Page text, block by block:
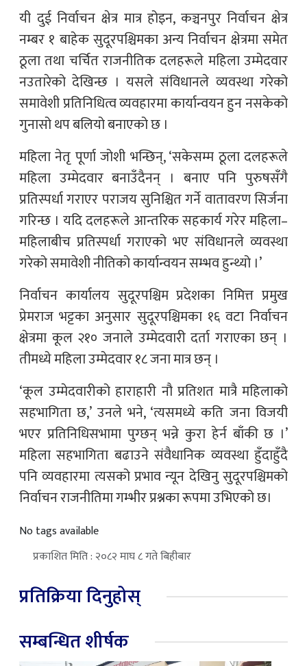
यी दुई निर्वाचन क्षेत्र मात्र होइन, कञ्चनपुर निर्वाचन क्षेत्र
नम्बर १ बाहेक सुदूरपश्चिमका अन्य निर्वाचन क्षेत्रमा समेत
ठूला तथा चर्चित राजनीतिक दलहरूले महिला उम्मेदवार
नउतारेको देखिन्छ । यसले संविधानले व्यवस्था गरेको
समावेशी प्रतिनिधित्व व्यवहारमा कार्यान्वयन हुन नसकेको
गुनासो थप बलियो बनाएको छ ।
महिला नेतृ पूर्णा जोशी भन्छिन्, ‘सकेसम्म ठूला दलहरूले
महिला उम्मेदवार बनाउँदैनन् । बनाए पनि पुरुषसँगै
प्रतिस्पर्धा गराएर पराजय सुनिश्चित गर्ने वातावरण सिर्जना
गरिन्छ । यदि दलहरूले आन्तरिक सहकार्य गरेर महिला–
महिलाबीच प्रतिस्पर्धा गराएको भए संविधानले व्यवस्था
गरेको समावेशी नीतिको कार्यान्वयन सम्भव हुन्थ्यो ।’
निर्वाचन कार्यालय सुदूरपश्चिम प्रदेशका निमित्त प्रमुख
प्रेमराज भट्टका अनुसार सुदूरपश्चिमका १६ वटा निर्वाचन
क्षेत्रमा कूल २१० जनाले उम्मेदवारी दर्ता गराएका छन् ।
तीमध्ये महिला उम्मेदवार १८ जना मात्र छन् ।
‘कूल उम्मेदवारीको हाराहारी नौ प्रतिशत मात्रै महिलाको
सहभागिता छ,’ उनले भने, ‘त्यसमध्ये कति जना विजयी
भएर प्रतिनिधिसभामा पुग्छन् भन्ने कुरा हेर्न बाँकी छ ।’
महिला सहभागिता बढाउने संवैधानिक व्यवस्था हुँदाहुँदै
पनि व्यवहारमा त्यसको प्रभाव न्यून देखिनु सुदूरपश्चिमको
निर्वाचन राजनीतिमा गम्भीर प्रश्नका रूपमा उभिएको छ।
No tags available
प्रकाशित मिति : २०८२ माघ ८ गते बिहीबार
प्रतिक्रिया दिनुहोस्
सम्बन्धित शीर्षक